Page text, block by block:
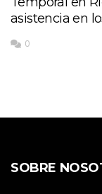
asistencia en
0
SOBRE